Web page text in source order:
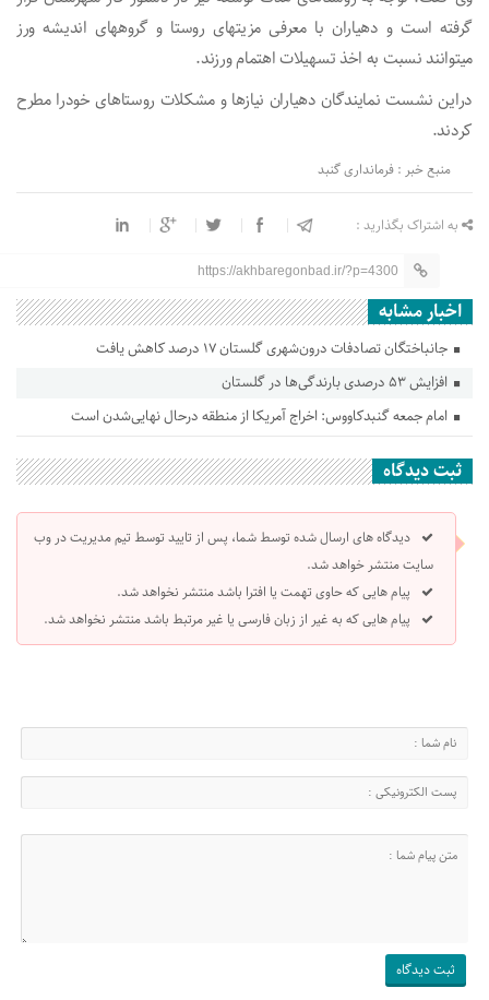
گرفته است و دهیاران با معرفی مزیتهای روستا و گروههای اندیشه ورز
میتوانند نسبت به اخذ تسهیلات اهتمام ورزند.
دراین نشست نمایندگان دهیاران نیازها و مشكلات روستاهای خودرا مطرح
كردند.
منبع خبر : فرمانداری گنبد
به اشتراک بگذارید :
https://akhbaregonbad.ir/?p=4300
اخبار مشابه
جانباختگان تصادفات درون‌شهری گلستان ۱۷ درصد کاهش یافت
افزایش ۵۳ درصدی بارندگی‌ها در گلستان
امام جمعه گنبدکاووس: اخراج آمریکا از منطقه درحال نهایی‌شدن است
ثبت دیدگاه
دیدگاه های ارسال شده توسط شما، پس از تایید توسط تیم مدیریت در وب
سایت منتشر خواهد شد.
پیام هایی که حاوی تهمت یا افترا باشد منتشر نخواهد شد.
پیام هایی که به غیر از زبان فارسی یا غیر مرتبط باشد منتشر نخواهد شد.